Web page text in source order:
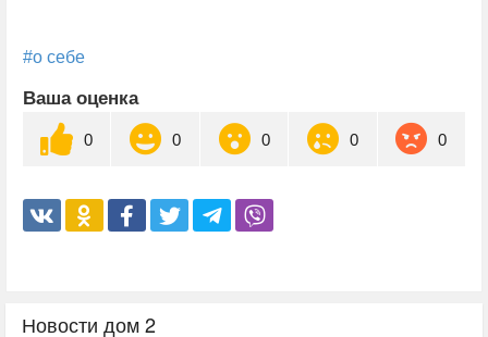
#о себе
Ваша оценка
0 0 0 0 0
Новости дом 2